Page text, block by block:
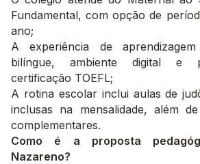
Fundamental, com opção de
ano;
A experiência de
bilíngue, ambiente digital e
certificação TOEFL;
A rotina escolar inclui aulas de
inclusas na mensalidade, além
complementares.
Como é a proposta
Nazareno?